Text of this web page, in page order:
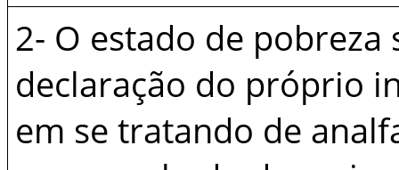
2- O estado de
declaração do próprio
em se tratando de